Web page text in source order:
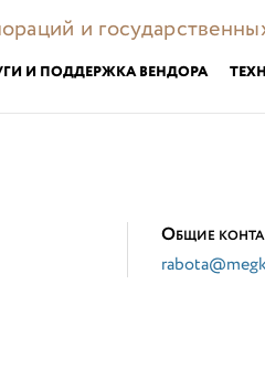
и
И ПОДДЕРЖКА ВЕНДОРА
ОБЩИЕ